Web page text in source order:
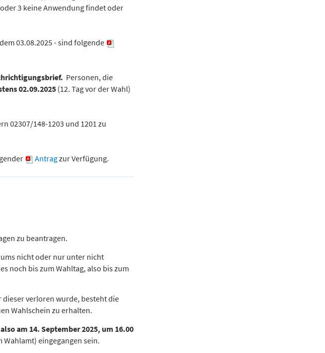
oder 3 keine Anwendung findet oder
03.08.2025 - sind folgende
Personen, die
02.09.2025(12. Tag vor der Wahl)
02307/148-1203 und 1201 zu
Antragzur Verfügung.
zu beantragen.
nicht oder nur unter nicht
noch bis zum Wahltag, also bis zum
verloren wurde, besteht die
Wahlschein zu erhalten.
am 14. September 2025, um 16.00
Wahlamt) eingegangen sein.